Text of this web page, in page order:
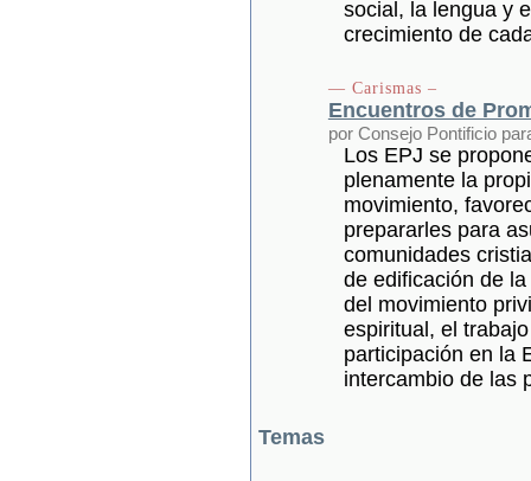
social, la lengua y
crecimiento de
— Carismas –
Encuentros de
por Consejo Pontificio
Los EPJ se
plenamente la
movimiento,
prepararles para
comunidades
de edificación de
del movimiento
espiritual, el
participación en la
intercambio de las
Temas